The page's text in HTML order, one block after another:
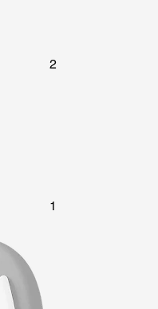
2
1